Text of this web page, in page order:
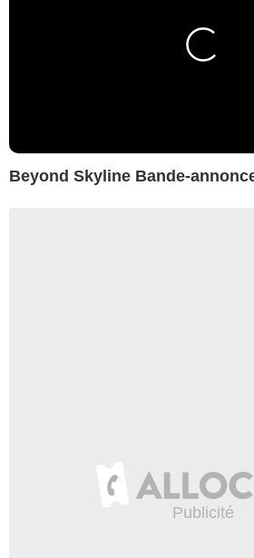
Beyond Skyline Bande-